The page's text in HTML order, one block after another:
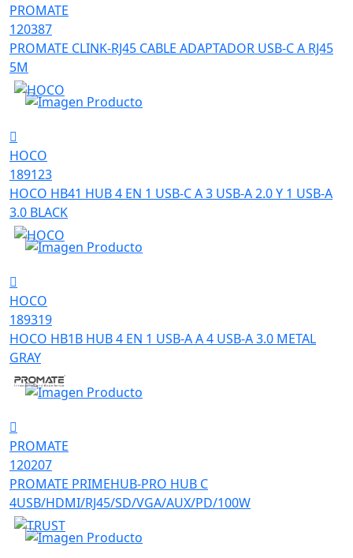
PROMATE
120387
PROMATE CLINK-RJ45 CABLE ADAPTADOR USB-C A RJ45
5M
HOCO
189123
HOCO HB41 HUB 4 EN 1 USB-C A 3 USB-A 2.0 Y 1 USB-A
3.0 BLACK
HOCO
189319
HOCO HB1B HUB 4 EN 1 USB-A A 4 USB-A 3.0 METAL
GRAY
PROMATE
120207
PROMATE PRIMEHUB-PRO HUB C
4USB/HDMI/RJ45/SD/VGA/AUX/PD/100W